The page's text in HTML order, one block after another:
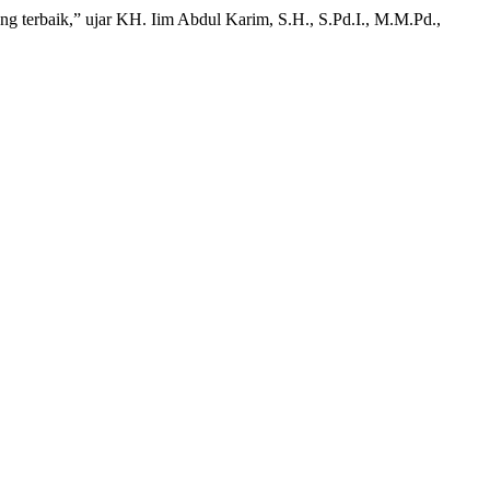
terbaik,” ujar KH. Iim Abdul Karim, S.H., S.Pd.I., M.M.Pd.,